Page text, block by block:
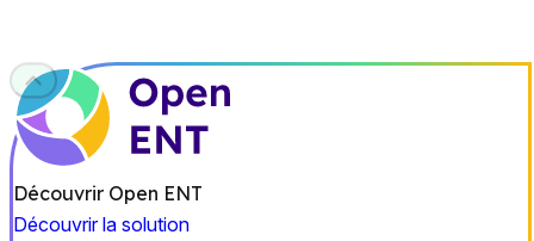
Découvrir Open ENT
Découvrir la solution